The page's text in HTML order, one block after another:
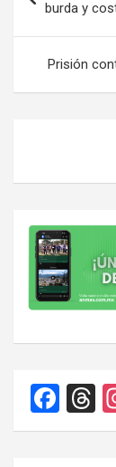
entradas
burda y
Prisión
F
a
T